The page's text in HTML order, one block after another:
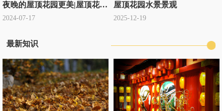
夜晚的屋顶花园更美|屋顶花园设计公司定制
2024-07-17
屋顶花园水景景观
2025-12-19
最新知识